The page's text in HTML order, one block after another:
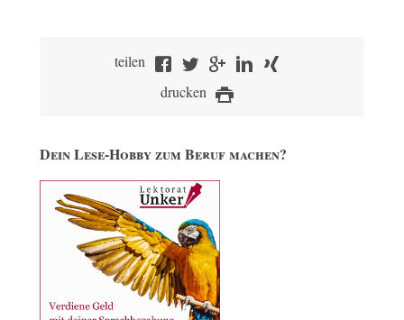
teilen
drucken
Dein Lese-Hobby zum Beruf machen?